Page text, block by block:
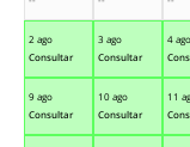
2 ago
Consultar
3 ago
Consultar
4 ago
9 ago
Consultar
10 ago
Consultar
11